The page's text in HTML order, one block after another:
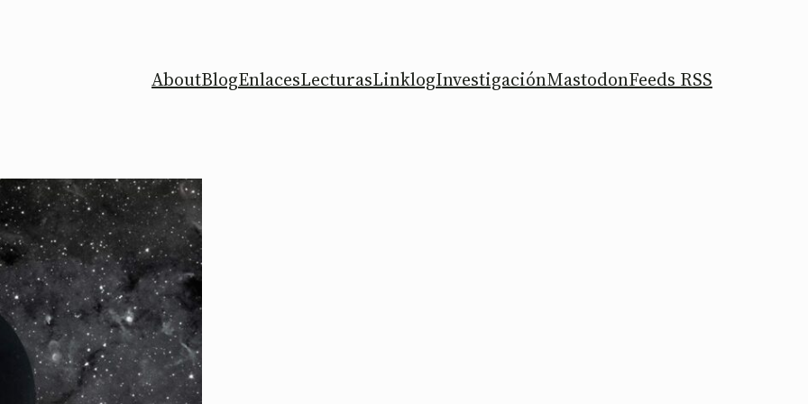
AboutBlogEnlacesLecturasLinklogInvestigaciónMastodonFeeds RSS